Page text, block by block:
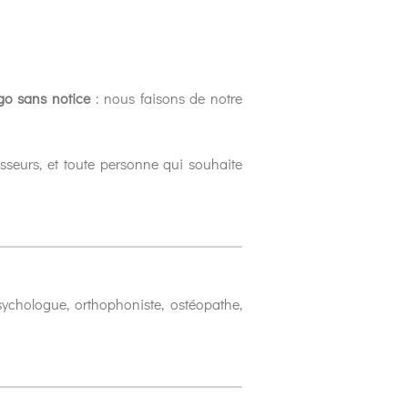
sans notice: nous faisons de notre
et toute personne qui souhaite
orthophoniste, ostéopathe,